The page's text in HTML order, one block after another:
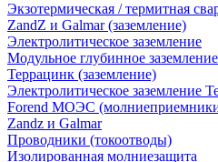
Экзотермическая / термитная
ZandZ и Galmar (заземление)
Электролитическое заземление
Модульное глубинное заземление
Террацинк (заземление)
Электролитическое заземление
Forend МОЭС
Zandz и Galmar
Проводники (токоотводы)
Изолированная молниезащита